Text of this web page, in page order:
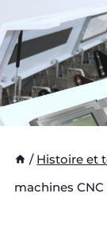
/ Histoire et
machines CNC